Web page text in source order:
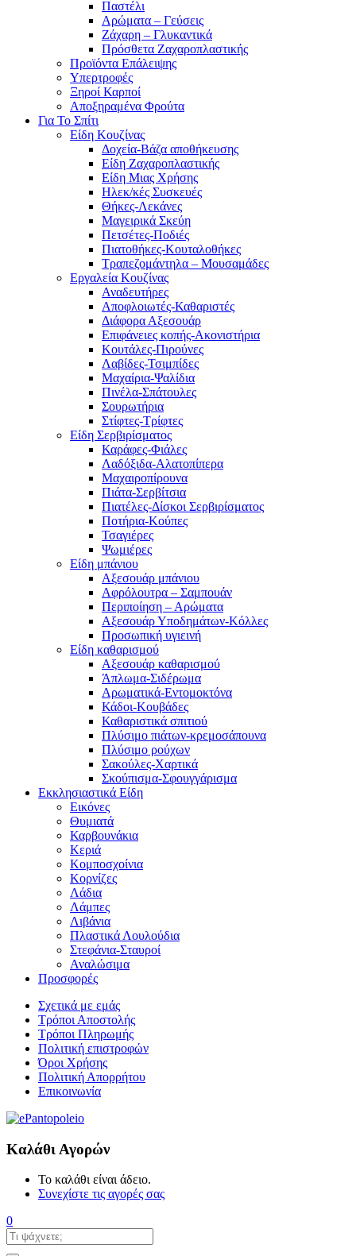
Παστέλι
Αρώματα – Γεύσεις
Ζάχαρη – Γλυκαντικά
Πρόσθετα Ζαχαροπλαστικής
Προϊόντα Επάλειψης
Υπερτροφές
Ξηροί Καρποί
Αποξηραμένα Φρούτα
Για Το Σπίτι
Είδη Κουζίνας
Δοχεία-Βάζα αποθήκευσης
Είδη Ζαχαροπλαστικής
Είδη Μιας Χρήσης
Ηλεκ/κές Συσκευές
Θήκες-Λεκάνες
Μαγειρικά Σκεύη
Πετσέτες-Ποδιές
Πιατοθήκες-Κουταλοθήκες
Τραπεζομάντηλα – Μουσαμάδες
Εργαλεία Κουζίνας
Αναδευτήρες
Αποφλοιωτές-Καθαριστές
Διάφορα Αξεσουάρ
Επιφάνειες κοπής-Ακονιστήρια
Κουτάλες-Πιρούνες
Λαβίδες-Τσιμπίδες
Μαχαίρια-Ψαλίδια
Πινέλα-Σπάτουλες
Σουρωτήρια
Στίφτες-Τρίφτες
Είδη Σερβιρίσματος
Καράφες-Φιάλες
Λαδόξιδα-Αλατοπίπερα
Μαχαιροπίρουνα
Πιάτα-Σερβίτσια
Πιατέλες-Δίσκοι Σερβιρίσματος
Ποτήρια-Κούπες
Τσαγιέρες
Ψωμιέρες
Είδη μπάνιου
Αξεσουάρ μπάνιου
Αφρόλουτρα – Σαμπουάν
Περιποίηση – Αρώματα
Αξεσουάρ Υποδημάτων-Κόλλες
Προσωπική υγιεινή
Είδη καθαρισμού
Αξεσουάρ καθαρισμού
Άπλωμα-Σιδέρωμα
Αρωματικά-Εντομοκτόνα
Κάδοι-Κουβάδες
Καθαριστικά σπιτιού
Πλύσιμο πιάτων-κρεμοσάπουνα
Πλύσιμο ρούχων
Σακούλες-Χαρτικά
Σκούπισμα-Σφουγγάρισμα
Εκκλησιαστικά Είδη
Εικόνες
Θυμιατά
Καρβουνάκια
Κεριά
Κομποσχοίνια
Κορνίζες
Λάδια
Λάμπες
Λιβάνια
Πλαστικά Λουλούδια
Στεφάνια-Σταυροί
Αναλώσιμα
Προσφορές
Σχετικά με εμάς
Τρόποι Αποστολής
Τρόποι Πληρωμής
Πολιτική επιστροφών
Όροι Χρήσης
Πολιτική Απορρήτου
Επικοινωνία
Καλάθι Αγορών
Το καλάθι είναι άδειο.
Συνεχίστε τις αγορές σας
0